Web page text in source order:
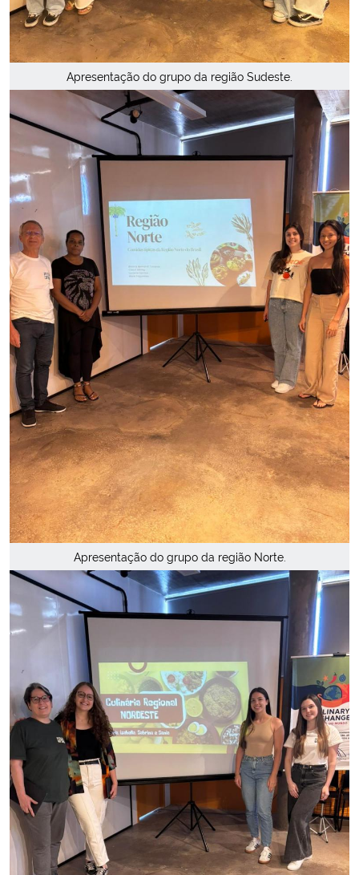
Apresentação do grupo da região Sudeste.
Apresentação do grupo da região Norte.